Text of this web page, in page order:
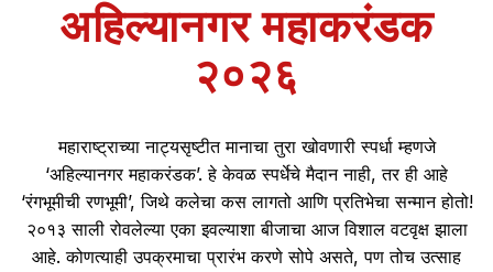
अहिल्यानगर महाकरंडक
२०२६
महाराष्ट्राच्या नाट्यसृष्टीत मानाचा तुरा खोवणारी स्पर्धा म्हणजे
‘अहिल्यानगर महाकरंडक’. हे केवळ स्पर्धेचे मैदान नाही, तर ही आहे
‘रंगभूमीची रणभूमी’, जिथे कलेचा कस लागतो आणि प्रतिभेचा सन्मान होतो!
२०१३ साली रोवलेल्या एका इवल्याशा बीजाचा आज विशाल वटवृक्ष झाला
आहे. कोणत्याही उपक्रमाचा प्रारंभ करणे सोपे असते, पण तोच उत्साह